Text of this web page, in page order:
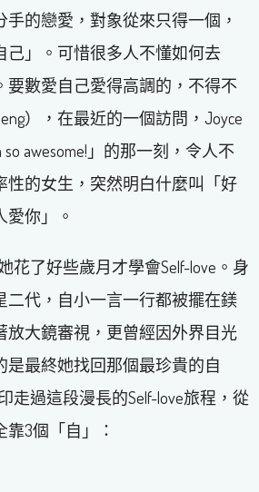
的戀愛，對象從來只得一個，
己」。可惜很多人不懂如何去
要數愛自己愛得高調的，不得不
），在最近的一個訪問，Joyce
awesome!」的那一刻，令人不
性的女生，突然明白什麼叫「好
你」。
花了好些歲月才學會Self-love。身
二代，自小一言一行都被擺在鎂
放大鏡審視，更曾經因外界目光
是最終她找回那個最珍貴的自
走過這段漫長的Self-love旅程，從
3個「自」：